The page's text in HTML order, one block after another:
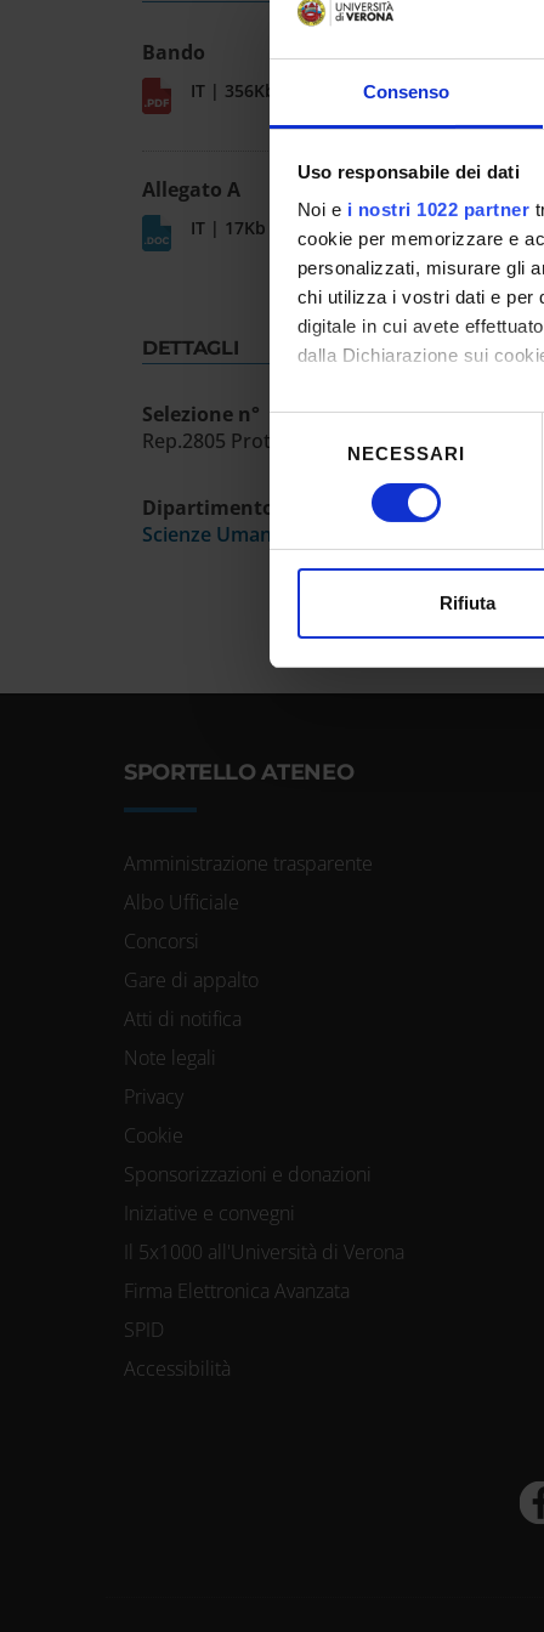
Consenso
Uso responsabile dei dati
Noi e i nostri 1022 partner
cookie per memorizzare e
personalizzati, misurare gli
chi utilizza i vostri dati e per
digitale in cui avete
dalla Dichiarazione sui
Con il tuo consenso,
raccogliere
Approfondisci come
Utilizziamo i cookie per
del
NECESSARI
Rifiuta
Bando
IT | 356Kb
Allegato A
IT | 17Kb
DETTAGLI
Selezione n°
Rep.2805 Prot.142699 19/3/26
Dipartimento
Scienze Umane
SPORTELLO ATENEO
Amministrazione trasparente
Albo Ufficiale
Concorsi
Gare di appalto
Atti di notifica
Note legali
Privacy
Cookie
Sponsorizzazioni e donazioni
Iniziative e convegni
Il 5x1000 all'Università di Verona
Firma Elettronica Avanzata
SPID
Accessibilità